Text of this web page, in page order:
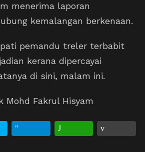
menerima laporan
kemalangan berkenaan.
pemandu treler terbabit
kerana dipercayai
di sini, malam ini.
Mohd Fakrul Hisyam